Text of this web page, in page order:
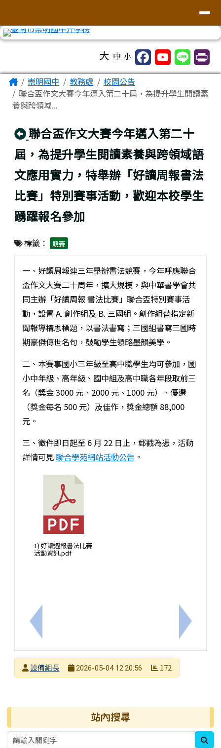
大 中 小
主內容區域
Home崇明國中 教務處
校園公告
聯合盃作文大賽今年邁入第二十屆，為提升學生閱讀素
養與跨領域...
回上頁
聯合盃作文大賽今年邁入第二十
屆，為提升學生閱讀素養與跨領域語
文應用實力，特舉辦「好讀周報書法
比賽」特別賽事活動，歡迎本校學生
踴躍報名參加
標籤： 競賽
上一筆：114學年度本土語文教學師資回流增能研習
一、好讀周報連三年舉辦書法競賽，今年呼應聯合
盃作文大賽二十周年，擴大規模，與中華書學會共
同主辦「好讀周報 書法比賽」聯合盃特別賽事活
動，設置 A. 創作組及 B. 三國組。創作組替指定新
聞報導構思標題，以書法書寫；三國組書寫三國時
期豪傑傳世名句，鼓勵學生領略墨韻美學。
二、本賽事國小三年級至高中職學生均可參加，國
小中年級、高年級、國中組及高中職各年段取前三
名（獎金 3000 元、2000 元、1000 元）、優選
（獎金每名 500 元）及佳作，獎金總額 88,000
元。
三、徵件即日起至 6 月 22 日止，郵戳為憑，活動
詳情可見聯合學苑網站活動公告。
1) 好讀週報書法比賽
活動資訊.pdf
下一筆：
發布者設備組長
2026-05-04 12:20:56 172
右邊區域內容 站內搜尋
頁尾區域